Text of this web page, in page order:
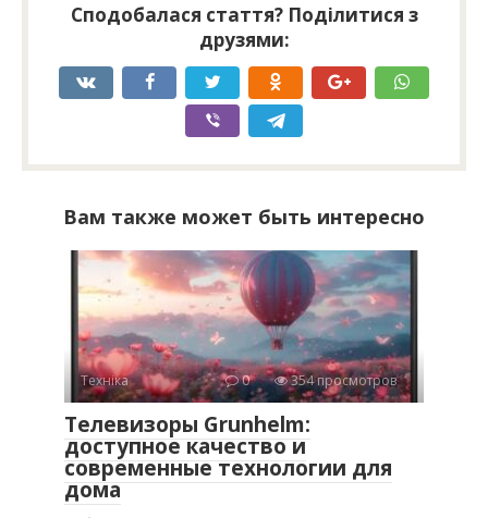
Сподобалася стаття? Поділитися з
друзями:
Вам также может быть интересно
Техніка 0 354 просмотров
Телевизоры Grunhelm:
доступное качество и
современные технологии для
дома